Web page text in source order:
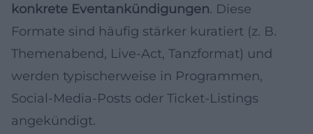
konkrete Eventankündigungen. Diese
Formate sind häufig stärker kuratiert (z. B.
Themenabend, Live-Act, Tanzformat) und
werden typischerweise in Programmen,
Social-Media-Posts oder Ticket-Listings
angekündigt.